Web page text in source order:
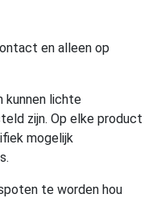
en alleen op
kunnen lichte
zijn. Op elke product
mogelijk
te worden hou